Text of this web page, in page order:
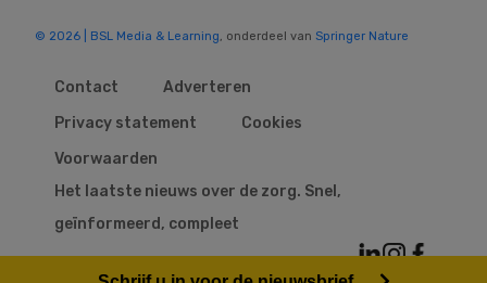
© 2026 | BSL Media & Learning, onderdeel van Springer Nature
Contact
Adverteren
Privacy statement
Cookies
Voorwaarden
Het laatste nieuws over de zorg. Snel,
geïnformeerd, compleet